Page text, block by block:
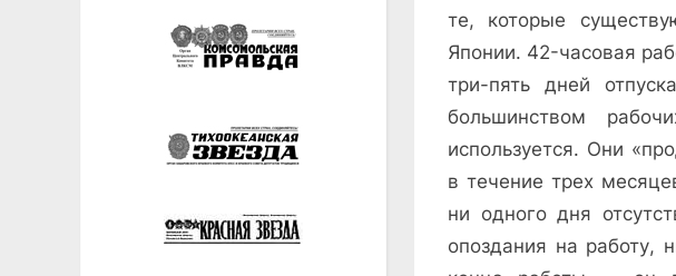
те, которые
Японии. 42-часовая
три-пять дней
большинством
используется. Они
в течение трех
ни одного дня
опоздания на работу,